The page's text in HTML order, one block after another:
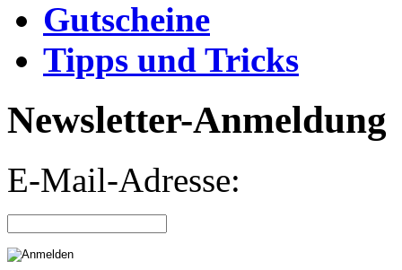
Gutscheine
Tipps und Tricks
Newsletter-Anmeldung
E-Mail-Adresse: